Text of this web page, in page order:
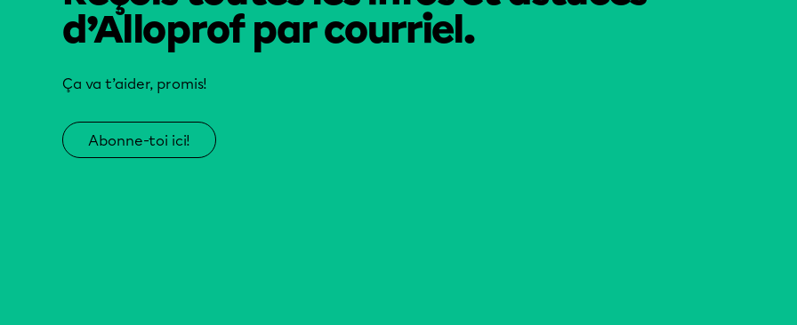
d’Alloprof par courriel.
Ça va t’aider, promis!
Abonne-toi ici!